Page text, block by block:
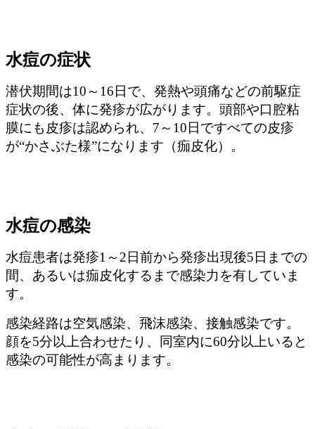
水痘の症状
潜伏期間は10～16日で、発熱や頭痛などの前駆症
症状の後、体に発疹が広がります。頭部や口腔粘
膜にも皮疹は認められ、7～10日ですべての皮疹
が“かさぶた様”になります（痂皮化）。
水痘の感染
水痘患者は発疹1～2日前から発疹出現後5日までの
間、あるいは痂皮化するまで感染力を有していま
す。
感染経路は空気感染、飛沫感染、接触感染です。
顔を5分以上合わせたり、同室内に60分以上いると
感染の可能性が高まります。